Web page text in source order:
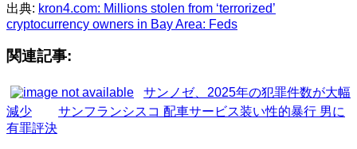
出典: kron4.com: Millions stolen from ‘terrorized’
cryptocurrency owners in Bay Area: Feds
関連記事:
サンノゼ、2025年の犯罪件数が大幅
減少
サンフランシスコ 配車サービス装い性的暴行 男に
有罪評決